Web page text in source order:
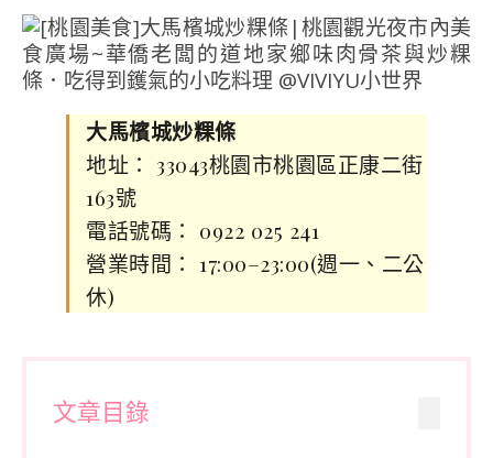
大馬檳城炒粿條
地址： 33043桃園市桃園區正康二街
163號
電話號碼： 0922 025 241
營業時間： 17:00–23:00(週一、二公
休)
文章目錄